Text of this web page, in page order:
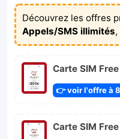
Découvrez les offres
Appels/SMS illimités
Carte SIM
👉 voir l'offre à 8
Carte SIM